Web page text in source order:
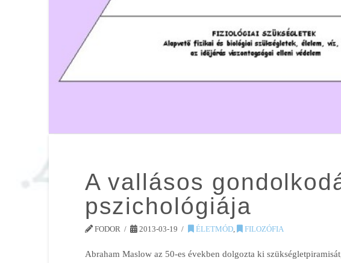
A vallásos
pszichológiája
FODOR 2013-03-19 ÉLETMÓD, FILOZÓFIA
Abraham Maslow az 50-es években dolgozta ki